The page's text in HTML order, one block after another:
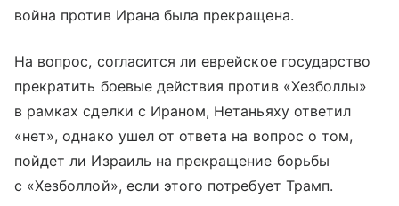
война против Ирана была прекращена.
На вопрос, согласится ли еврейское государство
прекратить боевые действия против «Хезболлы»
в рамках сделки с Ираном, Нетаньяху ответил
«нет», однако ушел от ответа на вопрос о том,
пойдет ли Израиль на прекращение борьбы
с «Хезболлой», если этого потребует Трамп.